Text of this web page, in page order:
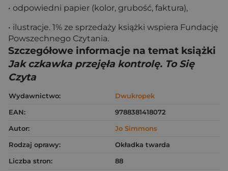
• odpowiedni papier (kolor, grubość, faktura),
• ilustracje. 1% ze sprzedaży książki wspiera Fundację
Powszechnego Czytania.
Szczegółowe informacje na temat książki
Jak czkawka przejęła kontrolę. To Się
Czyta
Wydawnictwo:
Dwukropek
EAN:
9788381418072
Autor:
Jo Simmons
Rodzaj oprawy:
Okładka twarda
Liczba stron:
88